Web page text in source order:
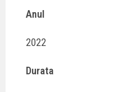
Anul
2022
Durata